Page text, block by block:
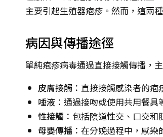
主要引起生殖器疱疹。然而，這兩
病因與傳播途徑
單純疱疹病毒通過直接接觸傳播，
皮膚接觸 ：直接接觸感染者的疱
唾液 ：通過接吻或使用共用餐具
性接觸 ：包括陰道性交、口交和
母嬰傳播 ：在分娩過程中，感